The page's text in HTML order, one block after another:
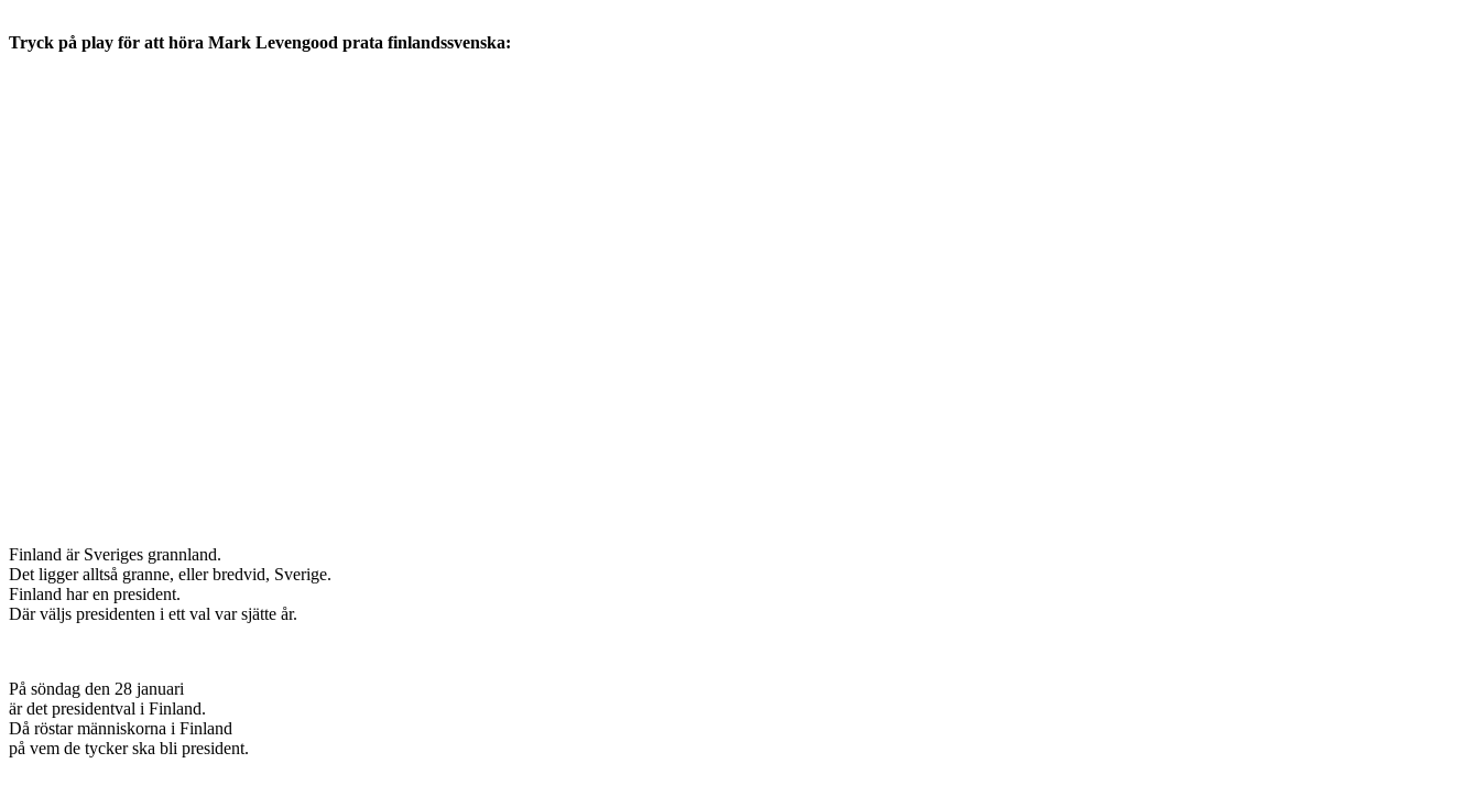
Tryck på play för att höra Mark Levengood prata finlandssvenska:
Finland är Sveriges grannland.
Det ligger alltså granne, eller bredvid, Sverige.
Finland har en president.
Där väljs presidenten i ett val var sjätte år.
På söndag den 28 januari
är det presidentval i Finland.
Då röstar människorna i Finland
på vem de tycker ska bli president.